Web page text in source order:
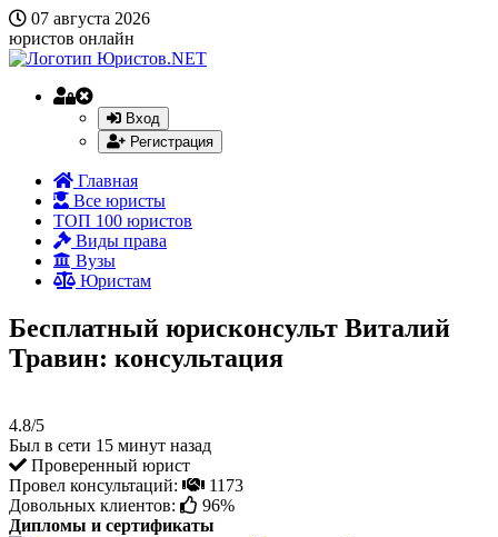
07 августа 2026
юристов онлайн
Вход
Регистрация
Главная
Все юристы
ТОП 100 юристов
Виды права
Вузы
Юристам
Бесплатный юрисконсульт Виталий
Травин: консультация
4.8/5
Был в сети 15 минут назад
Проверенный юрист
Провел консультаций:
1173
Довольных клиентов:
96%
Дипломы и сертификаты